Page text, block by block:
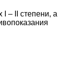
I – II степени, а